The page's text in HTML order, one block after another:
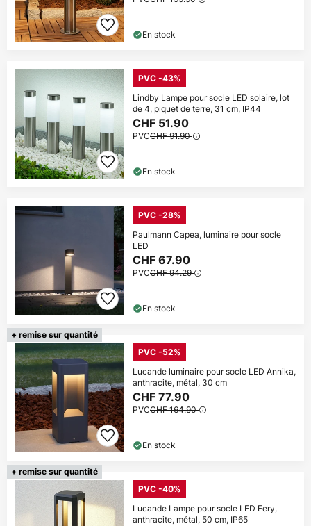
En stock
PVC -43%
Lindby Lampe pour socle LED solaire, lot
de 4, piquet de terre, 31 cm, IP44
CHF 51.90
PVCCHF 91.90
En stock
PVC -28%
Paulmann Capea, luminaire pour socle
LED
CHF 67.90
PVCCHF 94.29
En stock
+ remise sur quantité
PVC -52%
Lucande luminaire pour socle LED Annika,
anthracite, métal, 30 cm
CHF 77.90
PVCCHF 164.90
En stock
+ remise sur quantité
PVC -40%
Lucande Lampe pour socle LED Fery,
anthracite, métal, 50 cm, IP65